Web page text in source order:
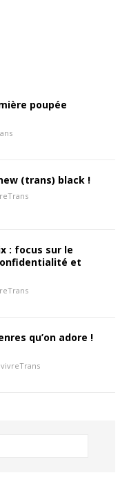
poupée
(trans) black !
: focus sur le
et
qu’on adore !
vivreTrans